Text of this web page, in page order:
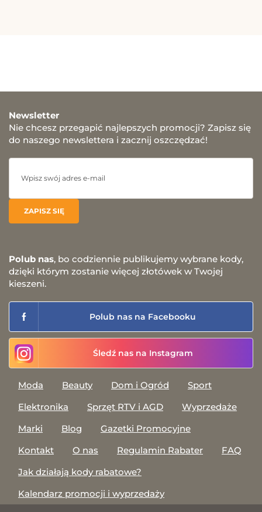
Newsletter
Nie chcesz przegapić najlepszych promocji? Zapisz się
do naszego newslettera i zacznij oszczędzać!
Polub nas, bo codziennie publikujemy wybrane kody,
dzięki którym zostanie więcej złotówek w Twojej
kieszeni.
Polub nas na Facebooku
Śledź nas na Instagram
Moda Beauty Dom i Ogród
Sport
Elektronika
Sprzęt RTV i AGD
Wyprzedaże
Marki
Blog
Gazetki Promocyjne
Kontakt
O nas Regulamin Rabater
FAQ
Jak działają kody rabatowe?
Kalendarz promocji i wyprzedaży